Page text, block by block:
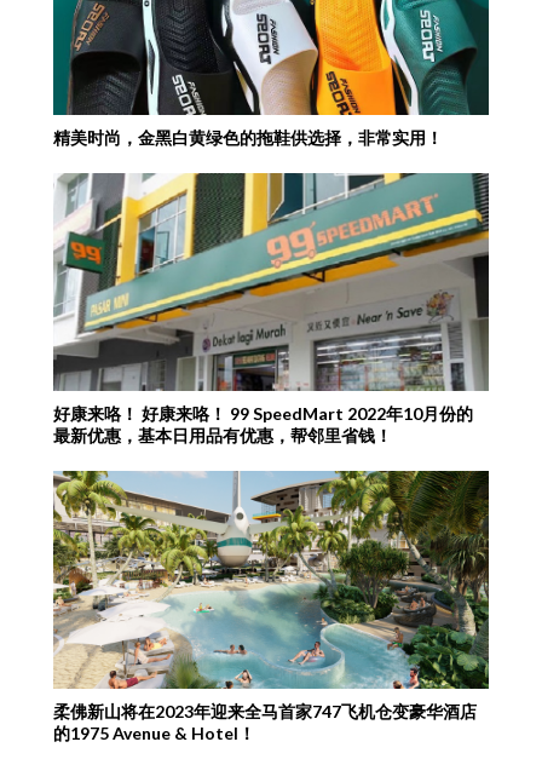
精美时尚，金黑白黄绿色的拖鞋供选择，非常实用！
好康来咯！ 好康来咯！ 99 SpeedMart 2022年10月份的
最新优惠，基本日用品有优惠，帮邻里省钱！
柔佛新山将在2023年迎来全马首家747飞机仓变豪华酒店
的1975 Avenue & Hotel！